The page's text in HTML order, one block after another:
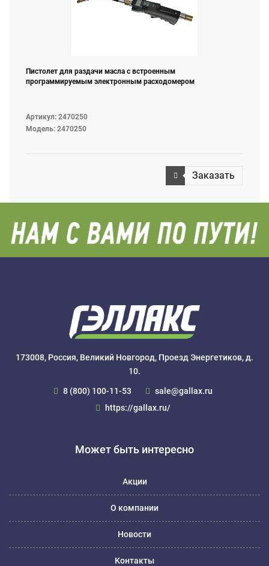
Пистолет для раздачи масла с встроенным
программируемым электронным расходомером
Артикул: 2470250
Модель: 2470250
Заказать
173008, Россия, Великий Новгород, Проезд Энергетиков, д.
10.
8 (800) 100-11-53
sale@gallax.ru
https://gallax.ru/
Может быть интересно
Акции
О компании
Новости
Контакты